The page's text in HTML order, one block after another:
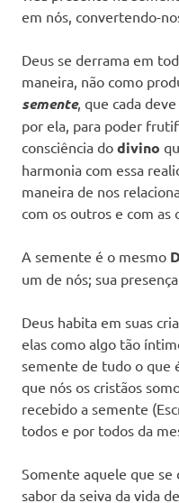
em nós, convertendo-
Deus se derrama em
maneira, não como
semente, que cada
por ela, para poder
consciência do divino
harmonia com essa
maneira de nos
com os outros e com as
A semente é o mesmo
um de nós; sua
Deus habita em suas
elas como algo tão
semente de tudo o que
que nós os cristãos
recebido a semente
todos e por todos da
Somente aquele que
sabor da seiva da vida